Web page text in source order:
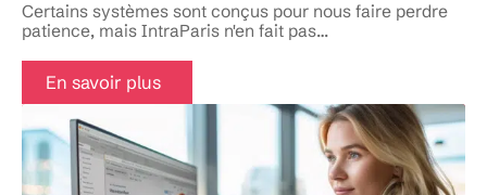
Certains systèmes sont conçus pour nous faire perdre
patience, mais IntraParis n'en fait pas…
En savoir plus